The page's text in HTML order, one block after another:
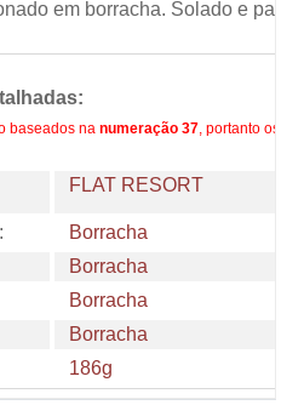
em borracha. Solado e
baseados nanumeração 37, portanto os
FLAT RESORT
Borracha
Borracha
Borracha
Borracha
186g